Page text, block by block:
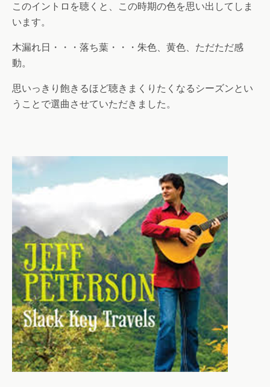
このイントロを聴くと、この時期の色を思い出してしま
います。
木漏れ日・・・落ち葉・・・朱色、黄色、ただただ感
動。
思いっきり飽きるほど聴きまくりたくなるシーズンとい
うことで選曲させていただきました。